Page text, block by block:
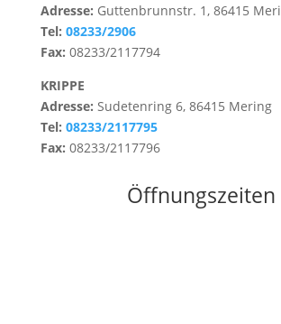
Adresse: Guttenbrunnstr. 1, 86415
Tel: 08233/2906
Fax: 08233/2117794
KRIPPE
Adresse: Sudetenring 6, 86415 Mering
Tel: 08233/2117795
Fax: 08233/2117796
Öffnungszeiten